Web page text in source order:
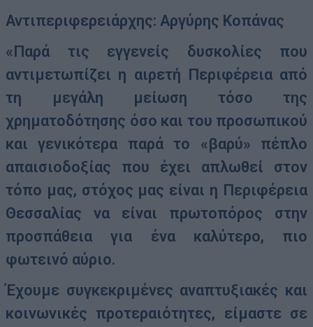
Αντιπεριφερειάρχης: Αργύρης Κοπάνας
«Παρά τις εγγενείς δυσκολίες που
αντιμετωπίζει η αιρετή Περιφέρεια από
τη μεγάλη μείωση τόσο της
χρηματοδότησης όσο και του προσωπικού
και γενικότερα παρά το «βαρύ» πέπλο
απαισιοδοξίας που έχει απλωθεί στον
τόπο μας, στόχος μας είναι η Περιφέρεια
Θεσσαλίας να είναι πρωτοπόρος στην
προσπάθεια για ένα καλύτερο, πιο
φωτεινό αύριο.
Έχουμε συγκεκριμένες αναπτυξιακές και
κοινωνικές προτεραιότητες, είμαστε σε